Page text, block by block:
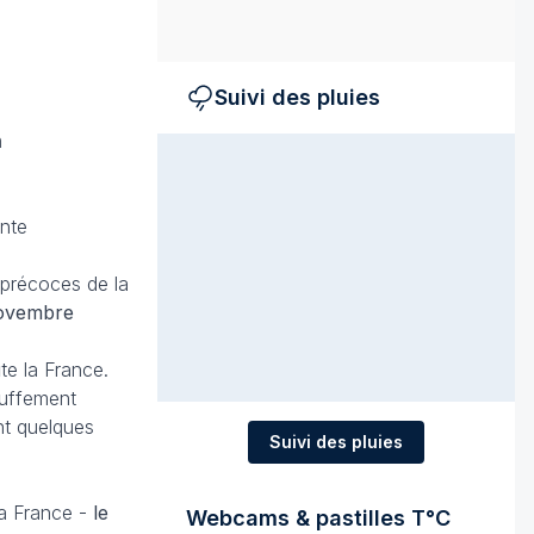
de la
la France.
quelques
France - le
Suivi des pluies
Suivi des pluies
Webcams & pastilles T°C